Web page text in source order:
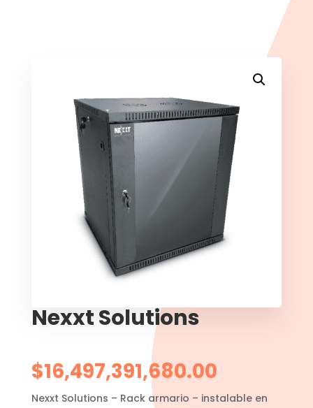
Nexxt Solutions
$16,497,391,680.00
Nexxt Solutions – Rack armario – instalable en